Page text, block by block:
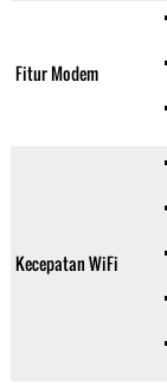
Fitur Modem
Kecepatan WiFi